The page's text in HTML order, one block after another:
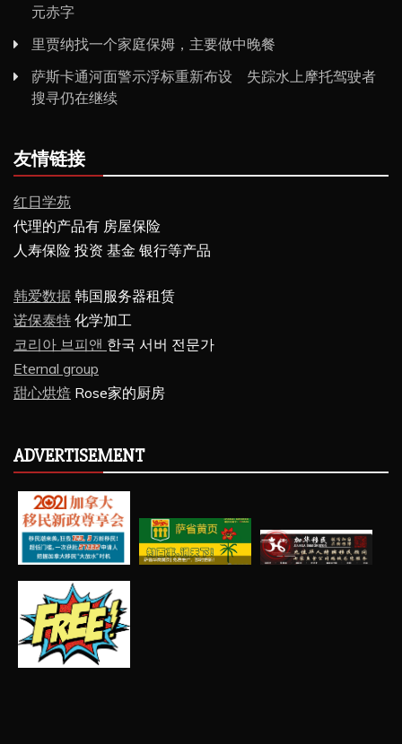
元赤字
里贾纳找一个家庭保姆，主要做中晚餐
萨斯卡通河面警示浮标重新布设 失踪水上摩托驾驶者
搜寻仍在继续
友情链接
红日学苑
代理的产品有 房屋保险
人寿保险 投资 基金 银行等产品
韩爱数据 韩国服务器租赁
诺保泰特 化学加工
코리아 브피앤 한국 서버 전문가
Eternal group
甜心烘焙 Rose家的厨房
ADVERTISEMENT